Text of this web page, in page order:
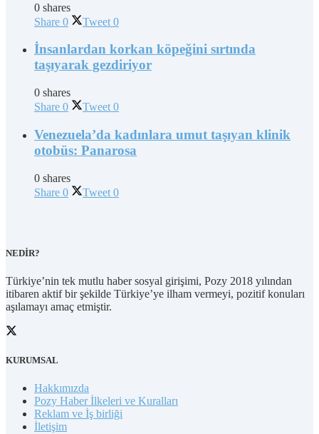
0 shares
Share 0 Tweet 0
İnsanlardan korkan köpeğini sırtında
taşıyarak gezdiriyor
0 shares
Share 0 Tweet 0
Venezuela’da kadınlara umut taşıyan klinik
otobüs: Panarosa
0 shares
Share 0 Tweet 0
NEDİR?
Türkiye’nin tek mutlu haber sosyal girişimi, Pozy 2018 yılından
itibaren aktif bir şekilde Türkiye’ye ilham vermeyi, pozitif konuları
aşılamayı amaç etmiştir.
KURUMSAL
Hakkımızda
Pozy Haber İlkeleri ve Kuralları
Reklam ve İş birliği
İletişim